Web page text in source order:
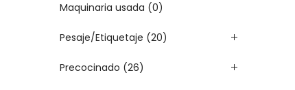
Maquinaria usada (0)
Pesaje/Etiquetaje (20)
Precocinado (26)